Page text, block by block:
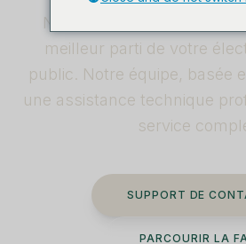
Nous sommes là pour
meilleur parti de votre
public. Notre équipe, basée
une assistance technique
service
SUPPORT DE
PARCOURIR LA